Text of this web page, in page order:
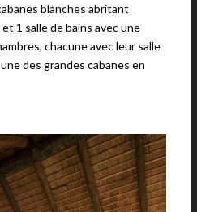
blanches abritant
1 salle de bains avec une
chacune avec leur salle
des grandes cabanes en